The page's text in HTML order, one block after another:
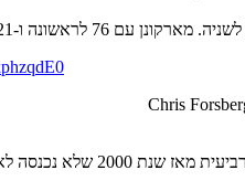
הרינגר מפרסמים